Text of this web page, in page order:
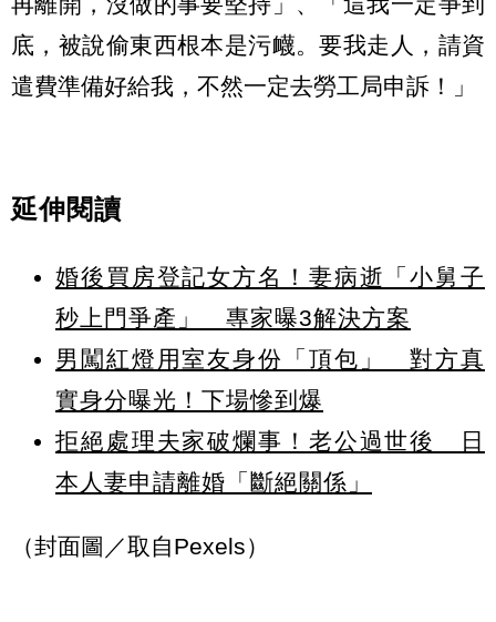
底，被說偷東西根本是污衊。要我走人，請資
遣費準備好給我，不然一定去勞工局申訴！」
延伸閱讀
婚後買房登記女方名！妻病逝「小舅子
秒上門爭產」 專家曝3解決方案
男闖紅燈用室友身份「頂包」 對方真
實身分曝光！下場慘到爆
拒絕處理夫家破爛事！老公過世後 日
本人妻申請離婚「斷絕關係」
（封面圖／取自Pexels）